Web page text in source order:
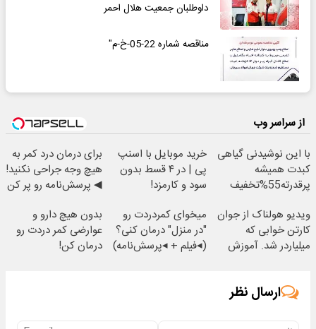
داوطلبان جمعیت هلال احمر
مناقصه شماره 22-05-خ-م"
از سراسر وب
با این نوشیدنی گیاهی
کبدت همیشه
پرقدرته55%تخفیف
خرید موبایل با اسنپ
پی | در ۴ قسط بدون
سود و کارمزد!
برای درمان درد کمر به
هیچ وجه جراحی نکنید!
◀ پرسش‌نامه رو پر کن
ویدیو هولناک از جوان
کارتن خوابی که
میلیاردر شد. آموزش
میخوای کمردردت رو
"در منزل" درمان کنی؟
(◂فیلم + ◂پرسش‌نامه)
بدون هیچ دارو و
عوارضی کمر دردت رو
درمان کن!
ارسال نظر